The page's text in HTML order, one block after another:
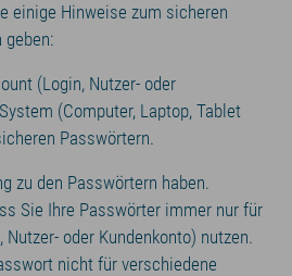
einige Hinweise zum sicheren
geben:
(Login, Nutzer- oder
(Computer, Laptop, Tablet
Passwörtern.
zu den Passwörtern haben.
Sie Ihre Passwörter immer nur für
oder Kundenkonto) nutzen.
nicht für verschiedene